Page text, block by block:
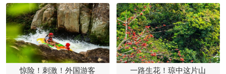
惊险！刺激！外国游客 一路生花！琼中这片山